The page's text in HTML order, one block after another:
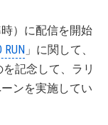
）に配信を開始
RUN 」に関して、
記念して、ラリ
ンを実施してい